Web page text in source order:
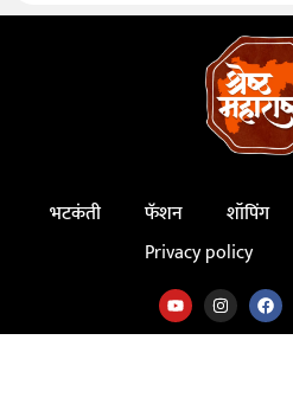
भटकंती फॅशन शॉपिंग
Privacy policy